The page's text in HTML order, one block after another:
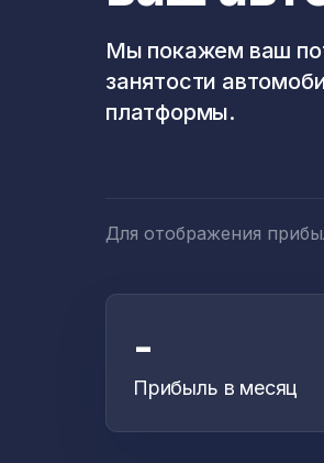
Мы покажем ваш
занятости
платформы.
Для отображения
-
Прибыль в месяц